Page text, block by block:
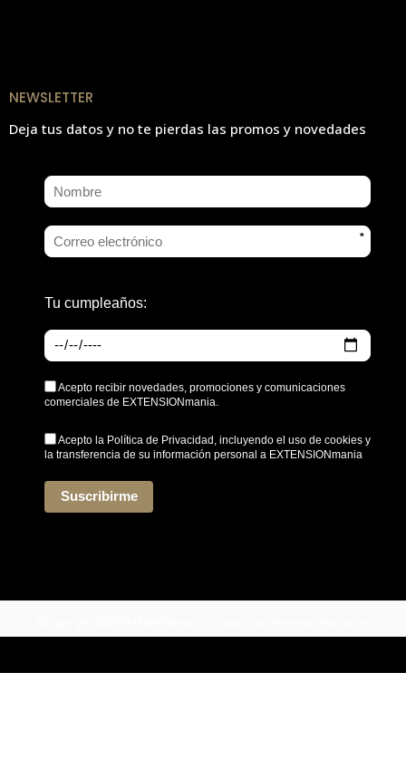
NEWSLETTER
Deja tus datos y no te pierdas las promos y novedades
*
Tu cumpleaños:
Acepto recibir novedades, promociones y comunicaciones
comerciales de EXTENSIONmania.
Acepto la Política de Privacidad , incluyendo el uso de cookies y
la transferencia de su información personal a EXTENSIONmania
Suscribirme